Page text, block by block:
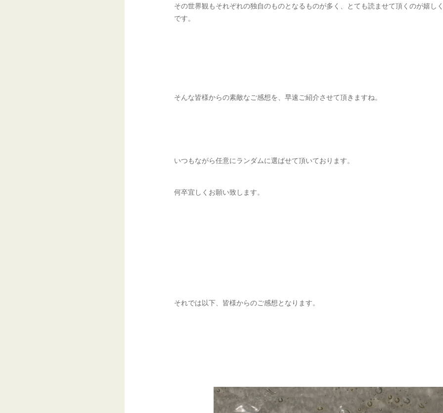
その世界観もそれぞれの独自のものとなるものが多く、とても読ませて頂くのが嬉し
です。
そんな皆様からの素敵なご感想を、早速ご紹介させて頂きますね。
いつもながら任意にランダムに選ばせて頂いております。
何卒宜しくお願い致します。
それでは以下、皆様からのご感想となります。